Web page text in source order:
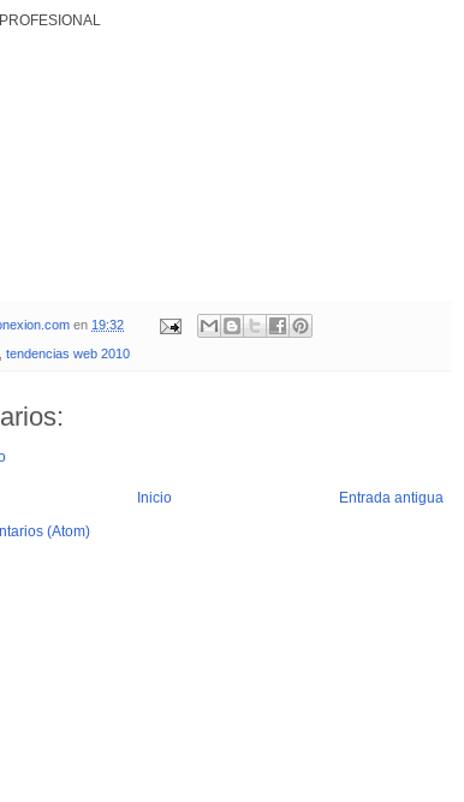
en 19:32
, tendencias web 2010
Entrada antigua
Inicio
(Atom)